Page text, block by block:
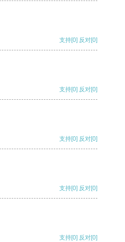
支持[0] 反对[0]
支持[0] 反对[0]
支持[0] 反对[0]
支持[0] 反对[0]
支持[0] 反对[0]